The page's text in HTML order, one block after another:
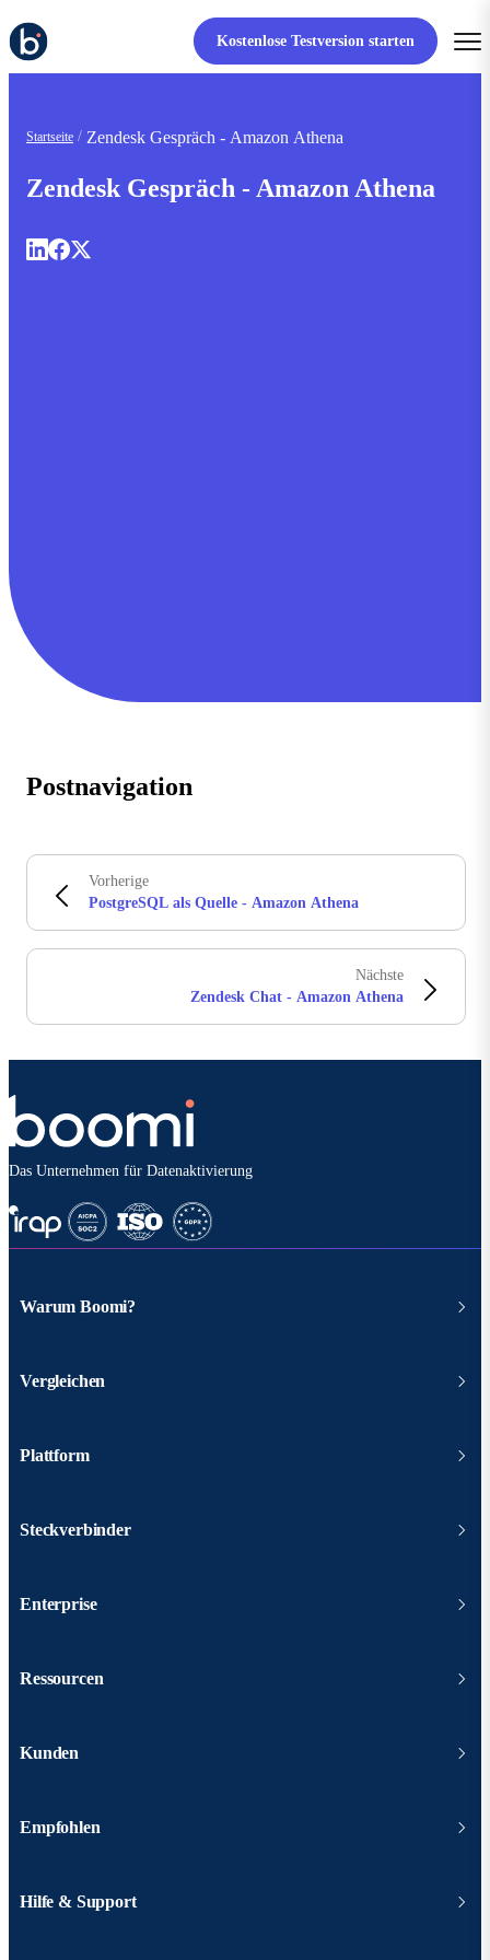
Kostenlose Testversion starten
Startseite Zendesk Gespräch - Amazon Athena
Zendesk Gespräch - Amazon Athena
Postnavigation
Vorherige
PostgreSQL als Quelle - Amazon Athena
Nächste
Zendesk Chat - Amazon Athena
Das Unternehmen für Datenaktivierung
Warum Boomi?
Vergleichen
Plattform
Steckverbinder
Enterprise
Ressourcen
Kunden
Empfohlen
Hilfe & Support